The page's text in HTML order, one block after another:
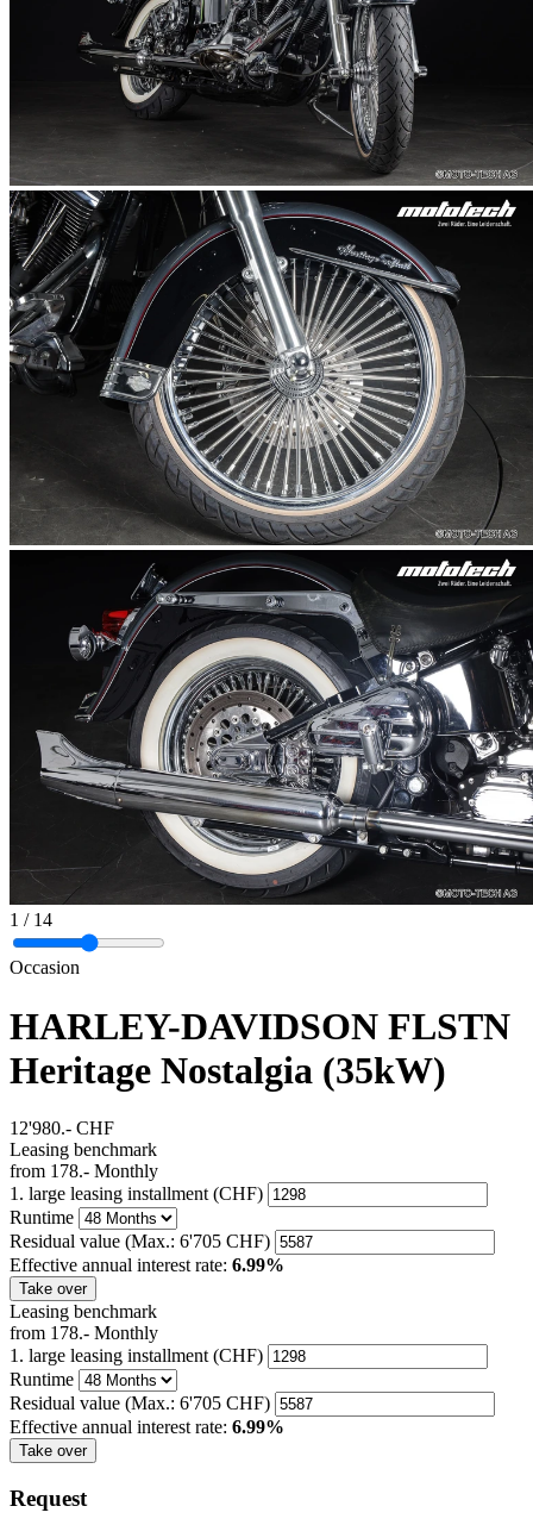
1 / 14
Occasion
HARLEY-DAVIDSON FLSTN
Heritage Nostalgia (35kW)
12'980.- CHF
Leasing benchmark
from 178.- Monthly
1. large leasing installment (CHF)
Runtime
Residual value (Max.: 6'705 CHF)
Effective annual interest rate: 6.99%
Take over
Leasing benchmark
from 178.- Monthly
1. large leasing installment (CHF)
Runtime
Residual value (Max.: 6'705 CHF)
Effective annual interest rate: 6.99%
Take over
Request